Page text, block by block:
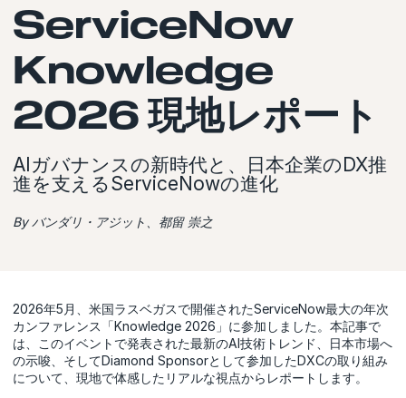
ServiceNow
Knowledge
2026 現地レポート
AIガバナンスの新時代と、日本企業のDX推
進を支えるServiceNowの進化
By バンダリ・アジット、都留 崇之
2026年5月、米国ラスベガスで開催されたServiceNow最大の年次
カンファレンス「Knowledge 2026」に参加しました。本記事で
は、このイベントで発表された最新のAI技術トレンド、日本市場へ
の示唆、そしてDiamond Sponsorとして参加したDXCの取り組み
について、現地で体感したリアルな視点からレポートします。